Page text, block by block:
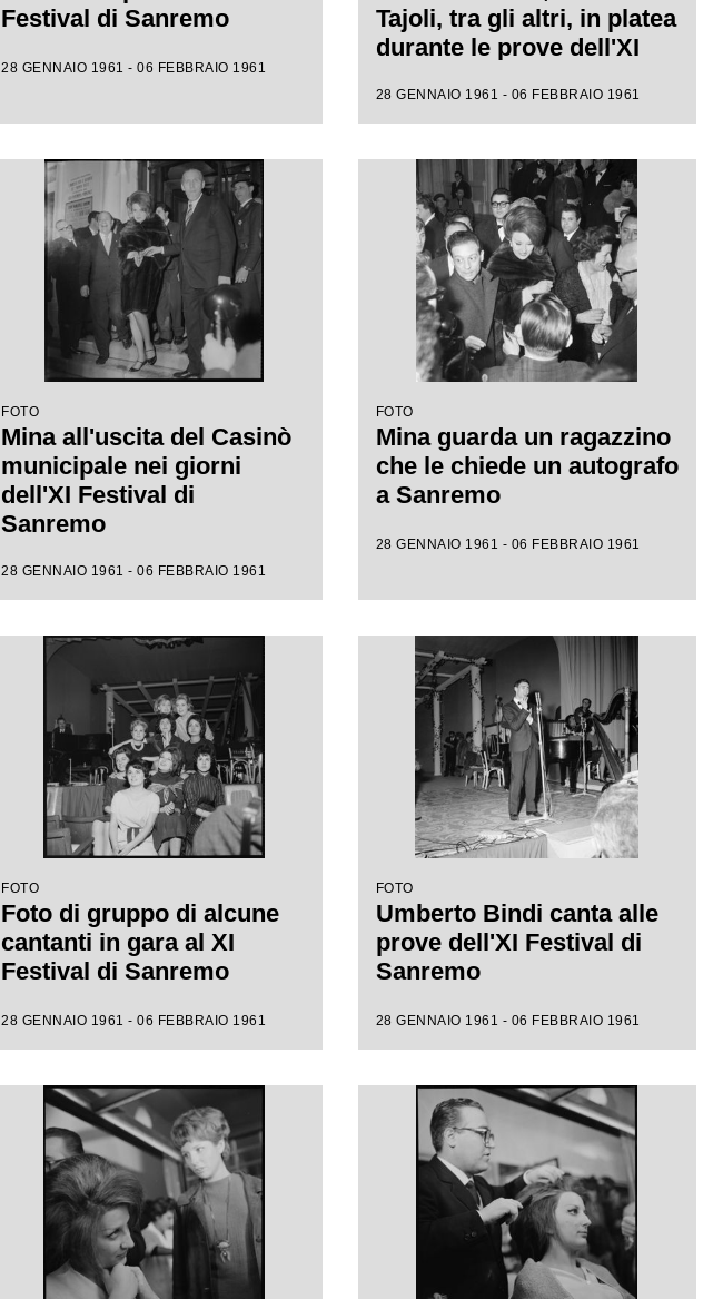
Festival di Sanremo
28 GENNAIO 1961 - 06 FEBBRAIO 1961
Tajoli, tra gli altri, in platea
durante le prove dell'XI
28 GENNAIO 1961 - 06 FEBBRAIO 1961
FOTO
Mina all'uscita del Casinò
municipale nei giorni
dell'XI Festival di
Sanremo
28 GENNAIO 1961 - 06 FEBBRAIO 1961
FOTO
Mina guarda un ragazzino
che le chiede un autografo
a Sanremo
28 GENNAIO 1961 - 06 FEBBRAIO 1961
FOTO
Foto di gruppo di alcune
cantanti in gara al XI
Festival di Sanremo
28 GENNAIO 1961 - 06 FEBBRAIO 1961
FOTO
Umberto Bindi canta alle
prove dell'XI Festival di
Sanremo
28 GENNAIO 1961 - 06 FEBBRAIO 1961